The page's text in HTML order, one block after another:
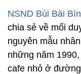
NSND Bùi Bài
chia sẻ về mối
nguyên mẫu
những năm
cafe nhỏ ở